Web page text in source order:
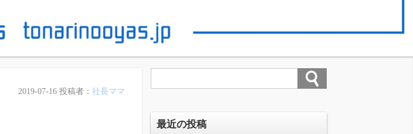
2019-07-16投稿者： 社長ママ
最近の投稿